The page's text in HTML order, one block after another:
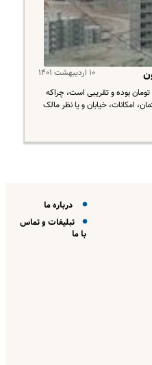
۱۰ اردیبهشت ۱۴۰۱
بوده و تقریبی است، چراکه
امکانات، خیابان و یا نظر مالک
درباره ما
تبلیغات و تماس
با ما